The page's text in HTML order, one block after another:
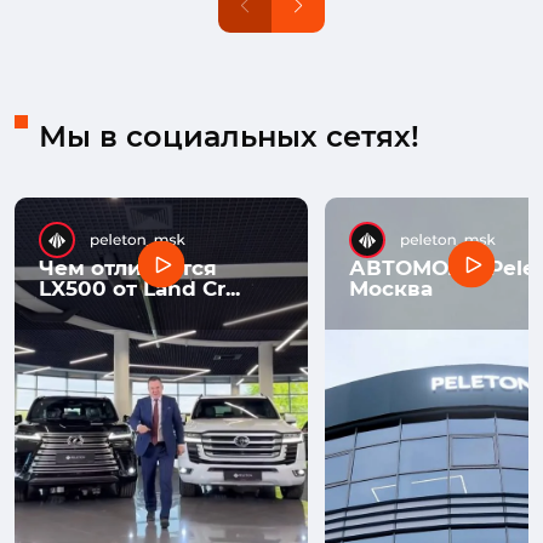
Мы в социальных сетях!
Чем отличается
LX500 от Land Cr...
АВТОМОЛЛ
Москва